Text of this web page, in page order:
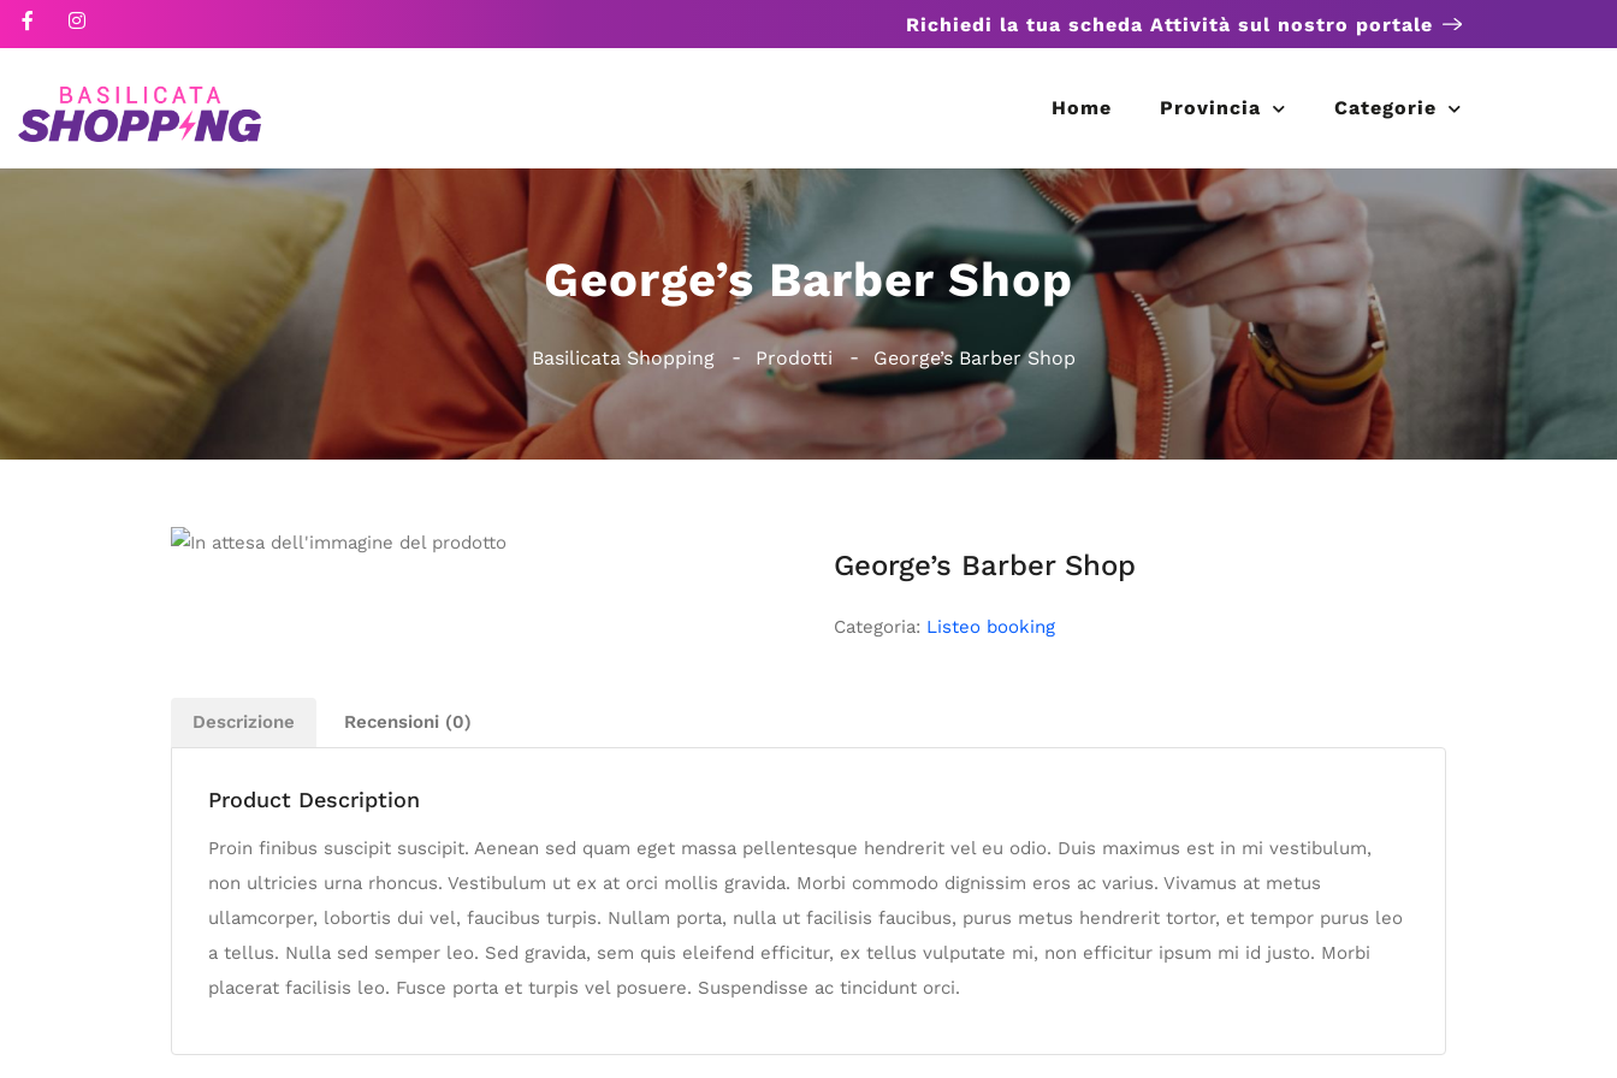
Richiedi la tua scheda Attività sul nostro portale
Home Provincia Categorie
George’s Barber Shop
Basilicata Shopping Prodotti George’s Barber Shop
George’s Barber Shop
Categoria: Listeo booking
Descrizione Recensioni (0)
Product Description
Proin finibus suscipit suscipit. Aenean sed quam eget massa pellentesque hendrerit vel eu odio. Duis maximus est in mi vestibulum,
non ultricies urna rhoncus. Vestibulum ut ex at orci mollis gravida. Morbi commodo dignissim eros ac varius. Vivamus at metus
ullamcorper, lobortis dui vel, faucibus turpis. Nullam porta, nulla ut facilisis faucibus, purus metus hendrerit tortor, et tempor purus leo
a tellus. Nulla sed semper leo. Sed gravida, sem quis eleifend efficitur, ex tellus vulputate mi, non efficitur ipsum mi id justo. Morbi
placerat facilisis leo. Fusce porta et turpis vel posuere. Suspendisse ac tincidunt orci.